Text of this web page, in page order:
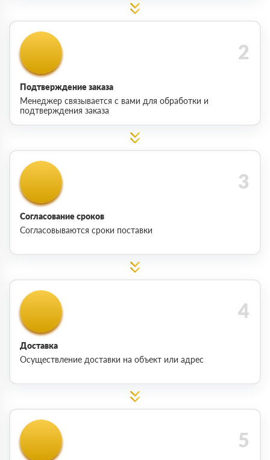
Подтверждение заказа
Менеджер связывается с вами для обработки и
подтверждения заказа
Согласование сроков
Согласовываются сроки поставки
Доставка
Осуществление доставки на объект или адрес